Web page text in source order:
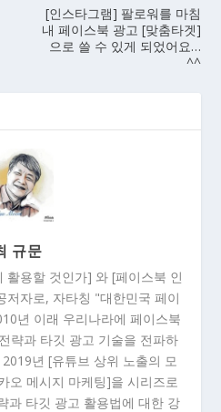
[인스타그램] 팔로워를 마침
내 페이스북 광고 [맞춤타겟]
으로 쓸 수 있게 되었어요…
^^
규문
활용할 것인가] 와 [페이스북 인
저자로, 자타칭 "대한민국 페이
년 이래 우리나라에 페이스북
략과 타깃 광고 기술을 전파하
년 [유튜브 상위 노출의 모
오 메시지 마케팅]을 시리즈로
과 타깃 광고 활용법에 대한 강